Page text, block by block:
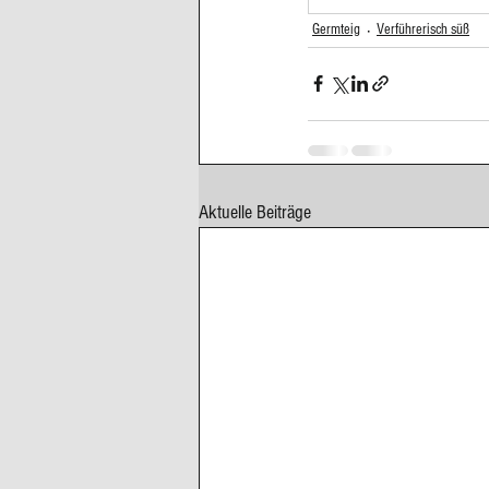
Cupcakes, Muffins Dessert
Germteig Verführerisch süß
Aktuelle Beiträge